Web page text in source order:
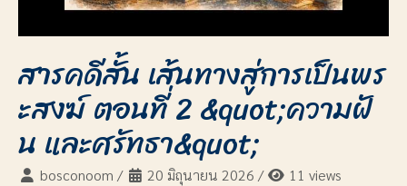
สารคดีสั้น เส้นทางสู่การเป็นพร
ะสงฆ์ ตอนที่ 2 &quot;ความฝั
น และศรัทธา&quot;
bosconoom / 20 มิถุนายน 2026 /
11 views